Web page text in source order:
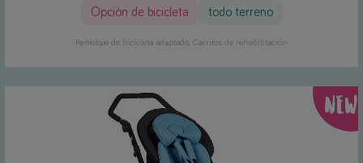
Opción de bicicleta
todo terreno
Remolque de bicicleta adaptado Carritos de rehabilitación
NEW